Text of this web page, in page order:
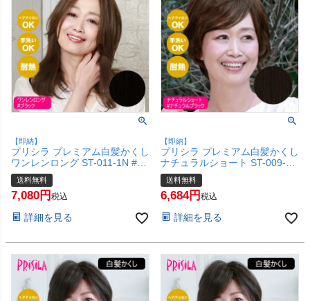
【即納】
プリシラ プレミアム白髪かくし
ワンレンロング ST-011-1N #ブ
ラック 【白髪隠し 広範囲タイ
プ カバー ピンポイント 頭頂部
ウィッグ つけ毛 かつら 医療用
普段使い】【宅配便送料無料】
送料無料
7,080 税込
詳細を見る
【即納】
プリシラ プレミアム白髪かくし
ナチュラルショート ST-009-2N
#ナチュラルブラック 【白髪隠
し 広範囲タイプ カバー ピンポ
イント 頭頂部ウィッグ つけ毛
然 簡単 お手軽 普段使い】【宅
送料無料
6,684 税込
詳細を見る